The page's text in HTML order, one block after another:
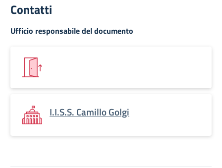
Contatti
Ufficio responsabile del documento
I.I.S.S. Camillo Golgi